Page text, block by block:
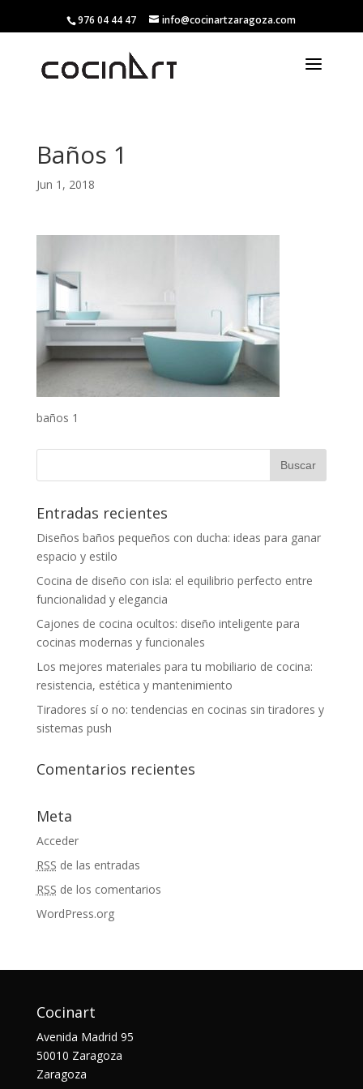
976 04 44 47 info@cocinartzaragoza.com
Baños 1
Jun 1, 2018
baños 1
Entradas recientes
Diseños baños pequeños con ducha: ideas para ganar
espacio y estilo
Cocina de diseño con isla: el equilibrio perfecto entre
funcionalidad y elegancia
Cajones de cocina ocultos: diseño inteligente para
cocinas modernas y funcionales
Los mejores materiales para tu mobiliario de cocina:
resistencia, estética y mantenimiento
Tiradores sí o no: tendencias en cocinas sin tiradores y
sistemas push
Comentarios recientes
Meta
Acceder
RSS de las entradas
RSS de los comentarios
WordPress.org
Cocinart
Avenida Madrid 95
50010 Zaragoza
Zaragoza